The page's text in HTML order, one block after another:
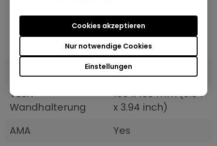
Einstellungen
Nur notwendige Cookies
Cookies akzeptieren
Portuguese;
Romanian; Russian;
Spanish; Swedish
2.2
VESA-
Wandhalterung
100 x 100 mm (3.94
x 3.94 inch)
AMA
Yes